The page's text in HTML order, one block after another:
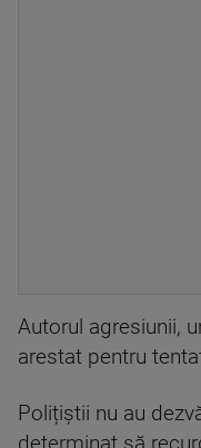
Autorul agresiunii,
arestat pentru
Polițiștii nu au